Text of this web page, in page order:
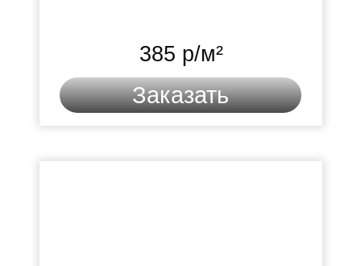
385 р/м²
Заказать